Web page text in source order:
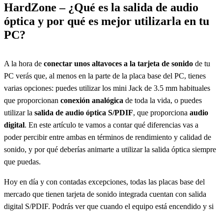
HardZone – ¿Qué es la salida de audio
óptica y por qué es mejor utilizarla en tu
PC?
A la hora de conectar unos altavoces a la tarjeta de sonido de tu
PC verás que, al menos en la parte de la placa base del PC, tienes
varias opciones: puedes utilizar los mini Jack de 3.5 mm habituales
que proporcionan conexión analógica de toda la vida, o puedes
utilizar la salida de audio óptica S/PDIF, que proporciona audio
digital. En este artículo te vamos a contar qué diferencias vas a
poder percibir entre ambas en términos de rendimiento y calidad de
sonido, y por qué deberías animarte a utilizar la salida óptica siempre
que puedas.
Hoy en día y con contadas excepciones, todas las placas base del
mercado que tienen tarjeta de sonido integrada cuentan con salida
digital S/PDIF. Podrás ver que cuando el equipo está encendido y si